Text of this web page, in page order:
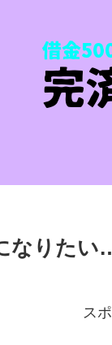
なりた
ス